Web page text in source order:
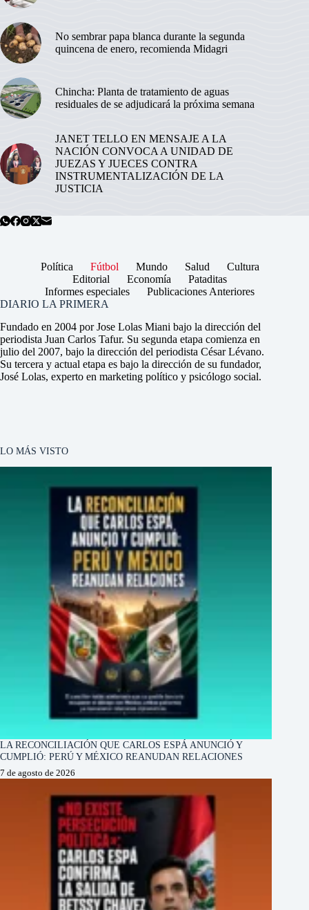
No sembrar papa blanca durante la segunda
quincena de enero, recomienda Midagri
Chincha: Planta de tratamiento de aguas
residuales de se adjudicará la próxima semana
JANET TELLO EN MENSAJE A LA
NACIÓN CONVOCA A UNIDAD DE
JUEZAS Y JUECES CONTRA
INSTRUMENTALIZACIÓN DE LA
JUSTICIA
Política Fútbol Mundo Salud
Cultura
Editorial
Economía
Pataditas
Informes especiales
Publicaciones Anteriores
DIARIO LA PRIMERA
Fundado en 2004 por Jose Lolas Miani bajo la dirección del
periodista Juan Carlos Tafur. Su segunda etapa comienza en
julio del 2007, bajo la dirección del periodista César Lévano.
Su tercera y actual etapa es bajo la dirección de su fundador,
José Lolas, experto en marketing político y psicólogo social.
LO MÁS VISTO
LA RECONCILIACIÓN QUE CARLOS ESPÁ ANUNCIÓ Y
CUMPLIÓ: PERÚ Y MÉXICO REANUDAN RELACIONES
7 de agosto de 2026